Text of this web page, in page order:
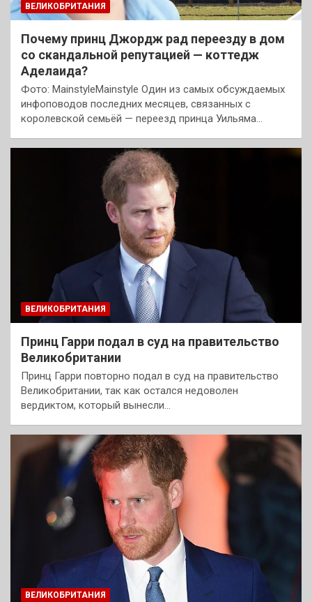
ВЕЛИКОБРИТАНИЯ
Почему принц Джордж рад переезду в дом
со скандальной репутацией — коттедж
Аделаида?
Фото: MainstyleMainstyle Один из самых обсуждаемых
инфоповодов последних месяцев, связанных с
королевской семьёй — переезд принца Уильяма…
ВЕЛИКОБРИТАНИЯ
Принц Гарри подал в суд на правительство
Великобритании
Принц Гарри повторно подал в суд на правительство
Великобритании, так как остался недоволен
вердиктом, который вынесли…
ВЕЛИКОБРИТАНИЯ